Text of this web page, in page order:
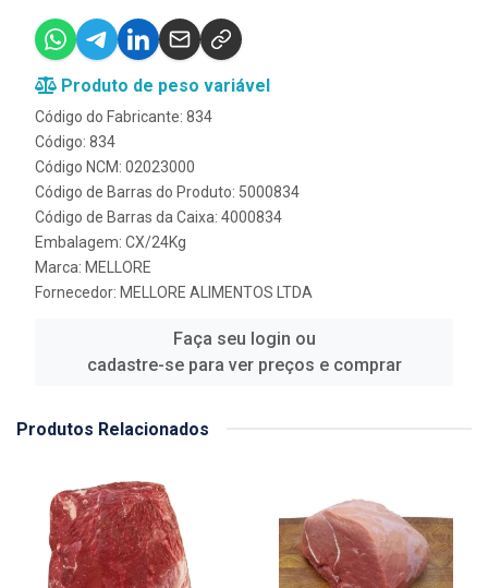
Produto de peso variável
Código do Fabricante: 834
Código: 834
Código NCM: 02023000
Código de Barras do Produto: 5000834
Código de Barras da Caixa: 4000834
Embalagem: CX/24Kg
Marca: MELLORE
Fornecedor: MELLORE ALIMENTOS LTDA
Faça seu login ou
cadastre-se para ver preços e comprar
Produtos Relacionados